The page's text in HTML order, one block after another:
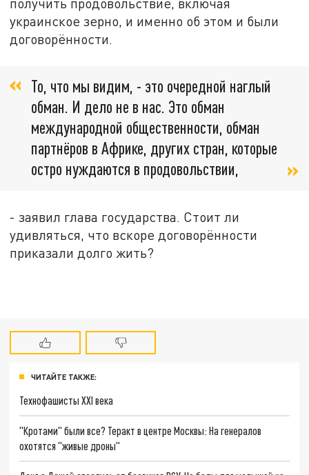
получить продовольствие, включая
украинское зерно, и именно об этом и были
договорённости.
То, что мы видим, - это очередной наглый
обман. И дело не в нас. Это обман
международной общественности, обман
партнёров в Африке, других стран, которые
остро нуждаются в продовольствии,
- заявил глава государства. Стоит ли
удивляться, что вскоре договорённости
приказали долго жить?
ЧИТАЙТЕ ТАКЖЕ:
Технофашисты XXI века
"Кротами" были все? Теракт в центре Москвы: На генералов
охотятся "живые дроны"